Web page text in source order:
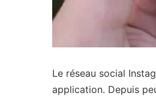
Le réseau social
application. Depuis